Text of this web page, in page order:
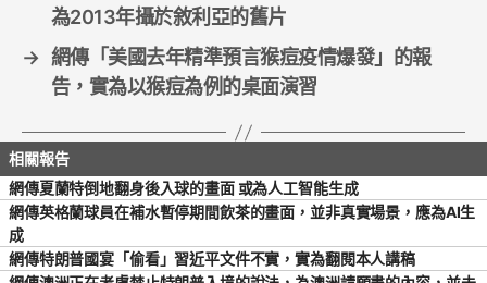
為2013年攝於敘利亞的舊片
→ 網傳「美國去年精準預言猴痘疫情爆發」的報
告，實為以猴痘為例的桌面演習
網傳夏蘭特倒地翻身後入球的畫面 或為人工智能生成
網傳英格蘭球員在補水暫停期間飲茶的畫面，並非真實場景，應為AI生
成
網傳特朗普國宴「偷看」習近平文件不實，實為翻閱本人講稿